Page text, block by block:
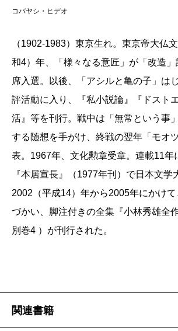
コバヤシ・ヒデオ
（1902-1983）東京生れ。東京帝大仏
和4）年、「様々なる意匠」が「改造」
席入選。以後、「アシルと亀の子」は
評活動に入り、『私小説論』『ドスト
活』等を刊行。戦中は「無常という事
する随想を手がけ、終戦の翌年「モオ
表。1967年、文化勲章受章。連載11年
『本居宣長』（1977年刊）で日本文学
2002（平成14）年から2005年にかけ
づかい、脚注付きの全集『小林秀雄全
別巻4 ）が刊行された。
関連書籍